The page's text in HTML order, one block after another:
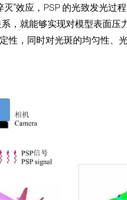
”效应，PSP 的光致发光过
，就能够实现对模型表面
性，同时对光斑的均匀性、